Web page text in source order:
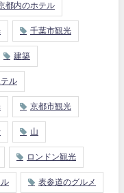
都内のホテル
千葉市観光
建築
ル
京都市観光
山
ロンドン観光
表参道のグルメ